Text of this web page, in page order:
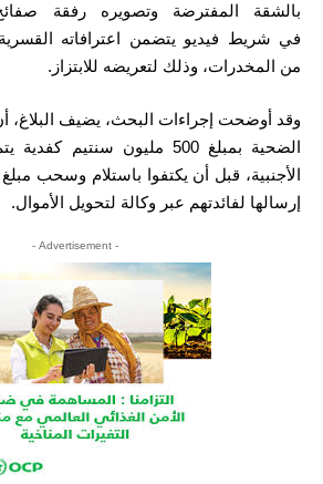
بالشقة المفترضة وتصويره رفقة
في شريط فيديو يتضمن اعترافاته
من المخدرات، وذلك لتعريضه للابتزاز.
وقد أوضحت إجراءات البحث، يضيف البلاغ،
الضحية بمبلغ 500 مليون سنتيم
الأجنبية، قبل أن يكتفوا باستلام وسحب
إرسالها لفائدتهم عبر وكالة لتحويل الأموال.
- Advertisement -